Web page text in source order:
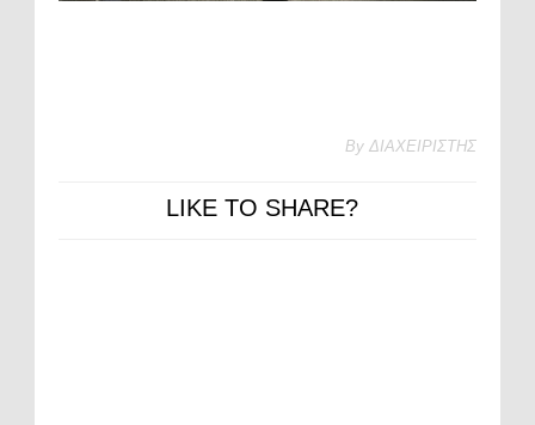
By ΔΙΑΧΕΙΡΙΣΤΗΣ
LIKE TO SHARE?